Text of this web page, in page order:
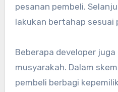
pesanan pembeli.
lakukan bertahap sesuai
Beberapa developer
musyarakah. Dalam
pembeli berbagi